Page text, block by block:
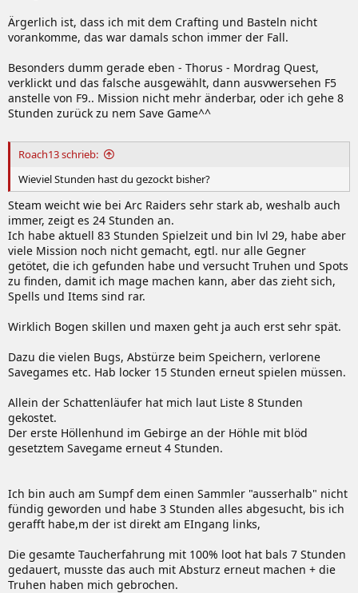
Ärgerlich ist, dass ich mit dem Crafting und Basteln nicht
vorankomme, das war damals schon immer der Fall.
Besonders dumm gerade eben - Thorus - Mordrag Quest,
verklickt und das falsche ausgewählt, dann ausvwersehen F5
anstelle von F9.. Mission nicht mehr änderbar, oder ich gehe 8
Stunden zurück zu nem Save Game^^
Roach13 schrieb:
Wieviel Stunden hast du gezockt bisher?
Steam weicht wie bei Arc Raiders sehr stark ab, weshalb auch
immer, zeigt es 24 Stunden an.
Ich habe aktuell 83 Stunden Spielzeit und bin lvl 29, habe aber
viele Mission noch nicht gemacht, egtl. nur alle Gegner
getötet, die ich gefunden habe und versucht Truhen und Spots
zu finden, damit ich mage machen kann, aber das zieht sich,
Spells und Items sind rar.
Wirklich Bogen skillen und maxen geht ja auch erst sehr spät.
Dazu die vielen Bugs, Abstürze beim Speichern, verlorene
Savegames etc. Hab locker 15 Stunden erneut spielen müssen.
Allein der Schattenläufer hat mich laut Liste 8 Stunden
gekostet.
Der erste Höllenhund im Gebirge an der Höhle mit blöd
gesetztem Savegame erneut 4 Stunden.
Ich bin auch am Sumpf dem einen Sammler "ausserhalb" nicht
fündig geworden und habe 3 Stunden alles abgesucht, bis ich
gerafft habe,m der ist direkt am EIngang links,
Die gesamte Taucherfahrung mit 100% loot hat bals 7 Stunden
gedauert, musste das auch mit Absturz erneut machen + die
Truhen haben mich gebrochen.